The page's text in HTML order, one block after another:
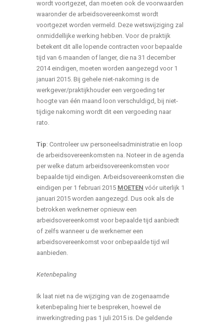
wordt voortgezet, dan moeten ook de voorwaarden
waaronder de arbeidsovereenkomst wordt
voortgezet worden vermeld. Deze wetswijziging zal
onmiddellijke werking hebben. Voor de praktijk
betekent dit alle lopende contracten voor bepaalde
tijd van 6 maanden of langer, die na 31 december
2014 eindigen, moeten worden aangezegd voor 1
januari 2015. Bij gehele niet-nakoming is de
werkgever/praktijkhouder een vergoeding ter
hoogte van één maand loon verschuldigd, bij niet-
tijdige nakoming wordt dit een vergoeding naar
rato.
Tip: Controleer uw personeelsadministratie en loop
de arbeidsovereenkomsten na. Noteer in de agenda
per welke datum arbeidsovereenkomsten voor
bepaalde tijd eindigen. Arbeidsovereenkomsten die
eindigen per 1 februari 2015 MOETEN vóór uiterlijk 1
januari 2015 worden aangezegd. Dus ook als de
betrokken werknemer opnieuw een
arbeidsovereenkomst voor bepaalde tijd aanbiedt
of zelfs wanneer u de werknemer een
arbeidsovereenkomst voor onbepaalde tijd wil
aanbieden.
Ketenbepaling
Ik laat niet na de wijziging van de zogenaamde
ketenbepaling hier te bespreken, hoewel de
inwerkingtreding pas 1 juli 2015 is. De geldende